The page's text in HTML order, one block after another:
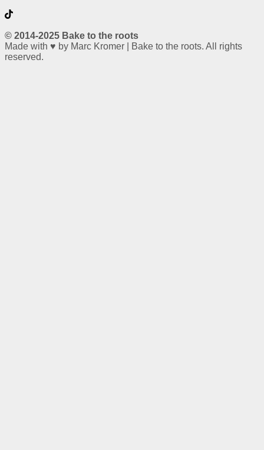
© 2014-2025 Bake to the roots
Made with ♥ by Marc Kromer | Bake to the roots. All rights
reserved.